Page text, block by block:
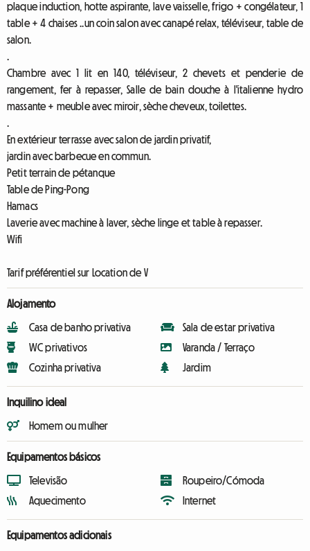
plaque induction, hotte aspirante, lave vaisselle, frigo + congélateur, 1
table + 4 chaises ..un coin salon avec canapé relax, téléviseur, table de
salon.
Chambre avec 1 lit en 140, téléviseur, 2 chevets et penderie de
rangement, fer à repasser, Salle de bain douche à l'italienne hydro
massante + meuble avec miroir, sèche cheveux, toilettes.
En extérieur terrasse avec salon de jardin privatif,
jardin avec barbecue en commun.
Petit terrain de pétanque
Table de Ping-Pong
Hamacs
Laverie avec machine à laver, sèche linge et table à repasser.
Wifi
Tarif préférentiel sur Location de V
Alojamento
Casa de banho privativa
WC privativos
Cozinha privativa
Sala de estar privativa
Varanda / Terraço
Jardim
Inquilino ideal
Homem ou mulher
Equipamentos básicos
Televisão
Aquecimento
Roupeiro/Cómoda
Internet
Equipamentos adicionais